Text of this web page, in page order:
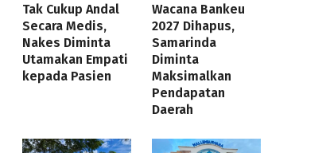
Tak Cukup Andal
Secara Medis,
Nakes Diminta
Utamakan Empati
kepada Pasien
Wacana Bankeu
2027 Dihapus,
Samarinda
Diminta
Maksimalkan
Pendapatan
Daerah